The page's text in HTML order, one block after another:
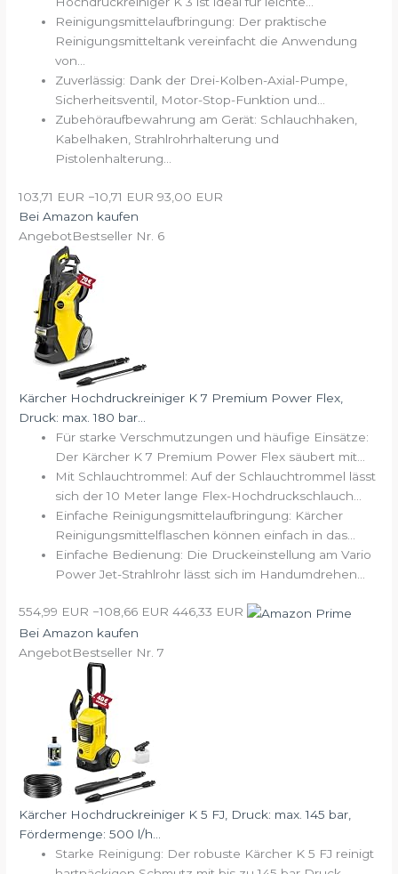
Reinigungsmittelaufbringung: Der praktische
Reinigungsmitteltank vereinfacht die Anwendung
von...
Zuverlässig: Dank der Drei-Kolben-Axial-Pumpe,
Sicherheitsventil, Motor-Stop-Funktion und...
Zubehöraufbewahrung am Gerät: Schlauchhaken,
Kabelhaken, Strahlrohrhalterung und
Pistolenhalterung...
103,71 EUR −10,71 EUR 93,00 EUR
Bei Amazon kaufen
AngebotBestseller Nr. 6
Kärcher Hochdruckreiniger K 7 Premium Power Flex,
Druck: max. 180 bar...
Für starke Verschmutzungen und häufige Einsätze:
Der Kärcher K 7 Premium Power Flex säubert mit...
Mit Schlauchtrommel: Auf der Schlauchtrommel lässt
sich der 10 Meter lange Flex-Hochdruckschlauch...
Einfache Reinigungsmittelaufbringung: Kärcher
Reinigungsmittelflaschen können einfach in das...
Einfache Bedienung: Die Druckeinstellung am Vario
Power Jet-Strahlrohr lässt sich im Handumdrehen...
554,99 EUR −108,66 EUR 446,33 EUR
Bei Amazon kaufen
AngebotBestseller Nr. 7
Kärcher Hochdruckreiniger K 5 FJ, Druck: max. 145 bar,
Fördermenge: 500 l/h...
Starke Reinigung: Der robuste Kärcher K 5 FJ reinigt